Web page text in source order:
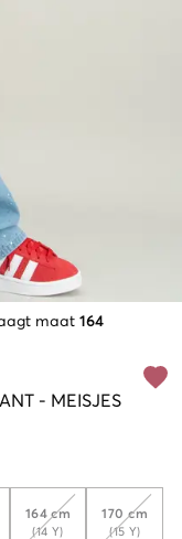
maat 164
- MEISJES
164 cm
(14 Y)
170 cm
(15 Y)